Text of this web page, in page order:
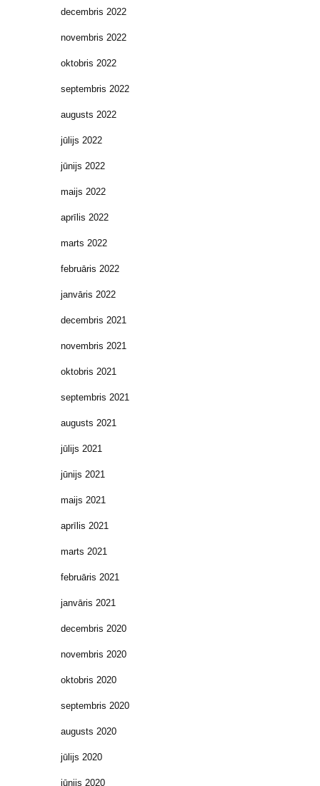
decembris 2022
novembris 2022
oktobris 2022
septembris 2022
augusts 2022
jūlijs 2022
jūnijs 2022
maijs 2022
aprīlis 2022
marts 2022
februāris 2022
janvāris 2022
decembris 2021
novembris 2021
oktobris 2021
septembris 2021
augusts 2021
jūlijs 2021
jūnijs 2021
maijs 2021
aprīlis 2021
marts 2021
februāris 2021
janvāris 2021
decembris 2020
novembris 2020
oktobris 2020
septembris 2020
augusts 2020
jūlijs 2020
jūnijs 2020